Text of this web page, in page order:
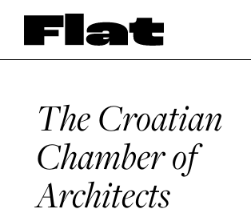
The Croatian
Chamber of
Architects